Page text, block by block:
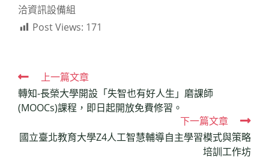
洽資訊設備組
Post Views: 171
Read
more
articles
上一篇文章
轉知-長榮大學開設「失智也有好人生」磨課師
(MOOCs)課程，即日起開放免費修習。
下一篇文章
國立臺北教育大學Z4人工智慧輔導自主學習模式與策略
培訓工作坊